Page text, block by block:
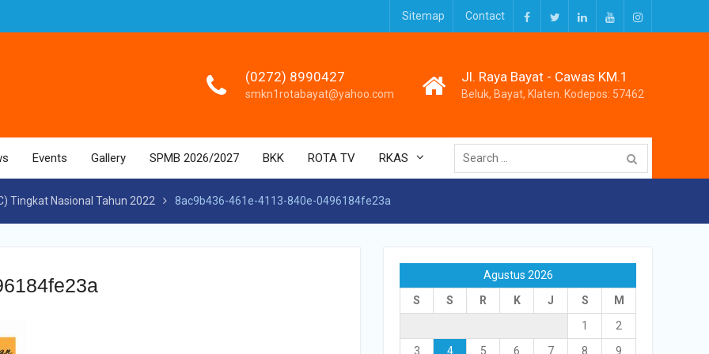
Facebook
TwitterLinkedInYoutubeInstagram
Sitemap Contact
(0272) 8990427
smkn1rotabayat@yahoo.com
Jl. Raya Bayat - Cawas KM.1
Beluk, Bayat, Klaten. Kodepos: 57462
Events Gallery SPMB 2026/2027 BKK ROTA TV RKAS
Search
for:
Tingkat Nasional Tahun 2022 8ac9b436-461e-4113-840e-0496184fe23a
Agustus 2026
S
S R K J S
M
1
2
3
4 5 6 7 8
9